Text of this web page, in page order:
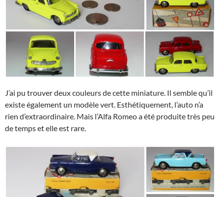
J’ai pu trouver deux couleurs de cette miniature. Il semble qu’il
existe également un modèle vert. Esthétiquement, l’auto n’a
rien d’extraordinaire. Mais l’Alfa Romeo a été produite très peu
de temps et elle est rare.